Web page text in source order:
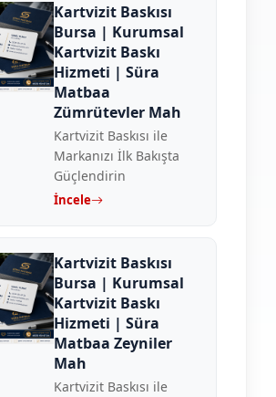
Kartvizit Baskısı
Bursa | Kurumsal
Kartvizit Baskı
Hizmeti | Süra
Matbaa
Zümrütevler Mah
Kartvizit Baskısı ile
Markanızı İlk Bakışta
Güçlendirin
İncele
Kartvizit Baskısı
Bursa | Kurumsal
Kartvizit Baskı
Hizmeti | Süra
Matbaa Zeyniler
Mah
Kartvizit Baskısı ile